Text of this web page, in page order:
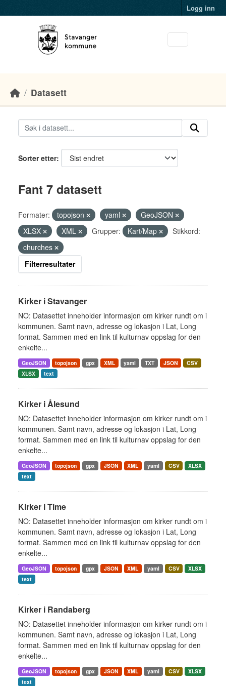
Logg inn
Datasett
Sorter etter
Fant 7 datasett
Formater: topojson yaml
GeoJSON
XLSX
XML Grupper: Kart/Map
Stikkord:
churches
Filterresultater
Kirker i Stavanger
NO: Datasettet inneholder informasjon om kirker rundt om i
kommunen. Samt navn, adresse og lokasjon i Lat, Long
format. Sammen med en link til kulturnav oppslag for den
enkelte...
GeoJSON topojson gpx XML yaml TXT JSON
CSV
XLSX
text
Kirker i Ålesund
NO: Datasettet inneholder informasjon om kirker rundt om i
kommunen. Samt navn, adresse og lokasjon i Lat, Long
format. Sammen med en link til kulturnav oppslag for den
enkelte...
GeoJSON topojson gpx JSON XML yaml CSV
XLSX
text
Kirker i Time
NO: Datasettet inneholder informasjon om kirker rundt om i
kommunen. Samt navn, adresse og lokasjon i Lat, Long
format. Sammen med en link til kulturnav oppslag for den
enkelte...
GeoJSON topojson gpx JSON XML yaml CSV
XLSX
text
Kirker i Randaberg
NO: Datasettet inneholder informasjon om kirker rundt om i
kommunen. Samt navn, adresse og lokasjon i Lat, Long
format. Sammen med en link til kulturnav oppslag for den
enkelte...
GeoJSON topojson gpx JSON XML yaml CSV
XLSX
text